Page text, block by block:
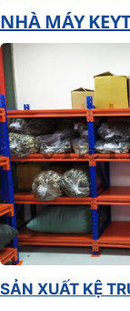
NHÀ MÁY
SẢN XUẤT KỆ